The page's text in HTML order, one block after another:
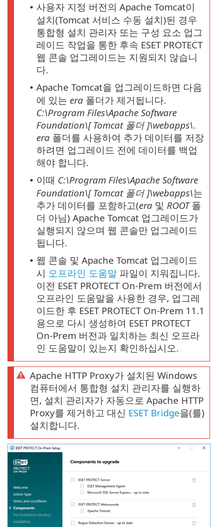
• 사용자 지정 버전의 Apache Tomcat이
설치(Tomcat 서비스 수동 설치)된 경우
통합형 설치 관리자 또는 구성 요소 업그
레이드 작업을 통한 후속 ESET PROTECT
웹 콘솔 업그레이드는 지원되지 않습니
다.
• Apache Tomcat을 업그레이드하면 다음
에 있는 era 폴더가 제거됩니다.
C:\Program Files\Apache Software
Foundation\[ Tomcat폴더 ]\webapps\.
era 폴더를 사용하여 추가 데이터를 저장
하려면 업그레이드 전에 데이터를 백업
해야 합니다.
• 이때 C:\Program Files\Apache Software
Foundation\[ Tomcat폴더 ]\webapps\는
추가 데이터를 포함하고(era 및 ROOT폴
더 아님) Apache Tomcat 업그레이드가
실행되지 않으며 웹 콘솔만 업그레이드
됩니다.
• 웹 콘솔 및 Apache Tomcat 업그레이드
시 오프라인 도움말 파일이 지워집니다.
이전 ESET PROTECT On-Prem 버전에서
오프라인 도움말을 사용한 경우, 업그레
이드한 후 ESET PROTECT On-Prem 11.1
용으로 다시 생성하여 ESET PROTECT
On-Prem 버전과 일치하는 최신 오프라
인 도움말이 있는지 확인하십시오.
Apache HTTP Proxy가 설치된 Windows
컴퓨터에서 통합형 설치 관리자를 실행하
면, 설치 관리자가 자동으로 Apache HTTP
Proxy를 제거하고 대신 ESET Bridge을(를)
설치합니다.